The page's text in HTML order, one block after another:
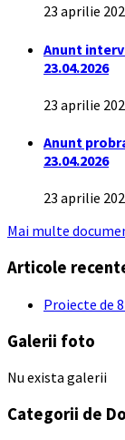
23 aprilie
Anunt
23.04.2026
23 aprilie
Anunt
23.04.2026
23 aprilie
Mai multe
Articole
Proiecte de
Galerii foto
Nu exista galerii
Categorii de